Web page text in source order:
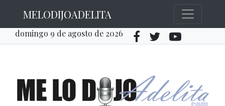
MELODIJOADELITA
domingo 9 de agosto de 2026